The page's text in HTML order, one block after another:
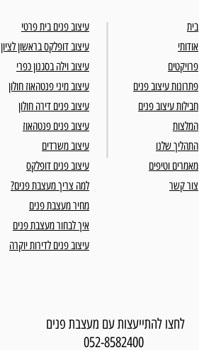
עיצוב פנים בית פרטי
עיצוב דופלקס בראשון לציון
עיצוב וילה בסגנון כפרי
עיצוב מיני פנטהאוז חולון
עיצוב פנים דירה חולון
עיצוב פנים פנטהאוז
עיצוב משרדים
עיצוב פנים דופלקס
למה צריך מעצבת פנים?
מחיר מעצבת פנים
איך לבחור מעצבת פנים
עיצוב פנים לדירות יוקרה
בית
אודותי
פרויקטים
פתרונות עיצוב פנים
חבילות עיצוב פנים
המלצות
התהליך שלנו
מאמרים וטיפים
צור קשר
לחצו להתייעצות עם מעצבת פנים
052-8582400